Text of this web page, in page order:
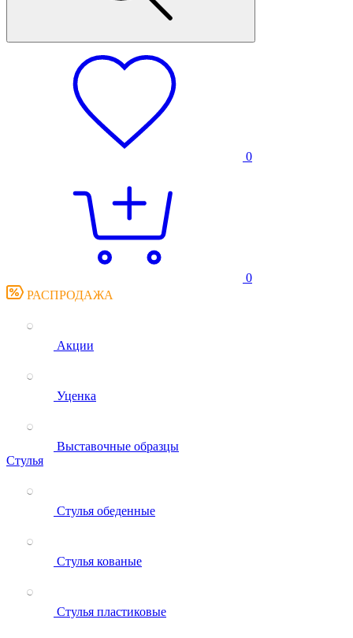
0
0
РАСПРОДАЖА
Акции
Уценка
Выставочные образцы
Стулья
Стулья обеденные
Стулья кованые
Стулья пластиковые